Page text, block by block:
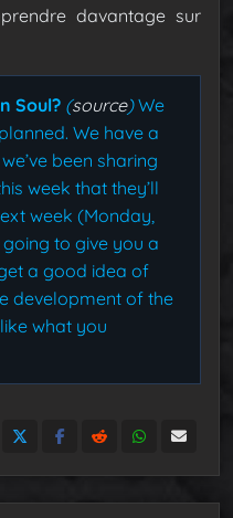
davantage sur
Soul? (source)We
We have a
been sharing
week that they’ll
week (Monday,
going to give you a
a good idea of
development of the
what you